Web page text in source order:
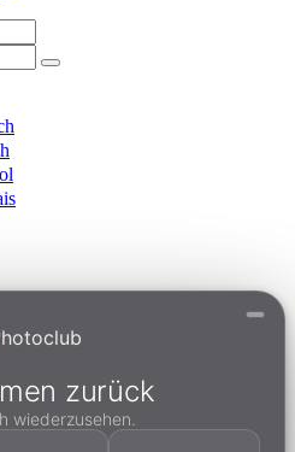
zurück
wiederzusehen.